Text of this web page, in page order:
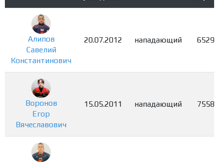
Алипов
Савелий
Константинович
20.07.2012 нападающий 6529
Воронов
Егор
Вячеславович
15.05.2011 нападающий 7558